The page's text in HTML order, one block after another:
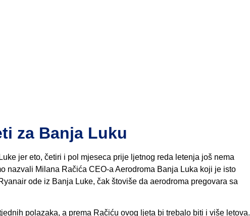
za Banja Luku
jer eto, četiri i pol mjeseca prije ljetnog reda letenja još nema
nazvali Milana Račića CEO-a Aerodroma Banja Luka koji je isto
ode iz Banja Luke, čak štoviše da aerodroma pregovara sa
polazaka, a prema Račiću ovog ljeta bi trebalo biti i više letova.